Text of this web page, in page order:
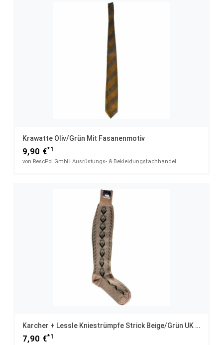
Krawatte Oliv/grün Mit Fasanenmotiv
9,90 €*1
von RescPol GmbH Ausrüstungs- & Bekleidungsfachhandel
Karcher + Lessle Kniestrümpfe Strick Beige/grün UK 12 / 44
7,90 €*1